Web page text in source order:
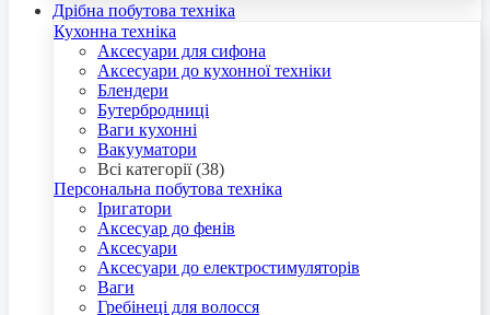
Дрібна побутова техніка
Кухонна техніка
Аксесуари для сифона
Аксесуари до кухонної техніки
Блендери
Бутербродниці
Ваги кухонні
Вакууматори
Всі категорії (38)
Персональна побутова техніка
Іригатори
Аксесуар до фенів
Аксесуари
Аксесуари до електростимуляторів
Ваги
Гребінеці для волосся